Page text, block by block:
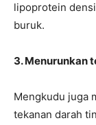
lipoprotein
buruk.
3. Menurunkan
Mengkudu juga
tekanan darah